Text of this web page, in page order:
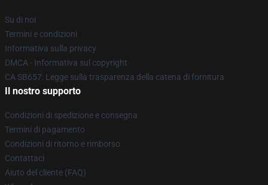
Su di noi
Termini e condizioni
Informativa sulla privacy
DMCA - Informativa sul copyright
CA SB657: Legge sulla trasparenza della catena di fornitura
Il nostro supporto
Condizioni di spedizione e consegna
Termini di pagamento
Condizioni di ritorno e rimborso
Contattaci
Aiuto del cliente (FAQ)